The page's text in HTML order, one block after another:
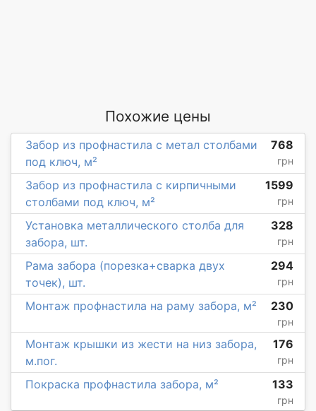
Похожие цены
Забор из профнастила с метал столбами
под ключ, м²
768
грн
Забор из профнастила с кирпичными
столбами под ключ, м²
1599
грн
Установка металлического столба для
забора, шт.
328
грн
Рама забора (порезка+сварка двух
точек), шт.
294
грн
Монтаж профнастила на раму забора, м² 230
грн
Монтаж крышки из жести на низ забора,
м.пог.
176
грн
Покраска профнастила забора, м² 133
грн